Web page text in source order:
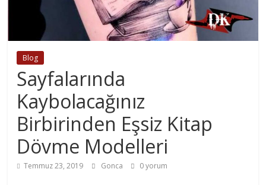
Blog
Sayfalarında
Kaybolacağınız
Birbirinden Eşsiz Kitap
Dövme Modelleri
Temmuz 23, 2019 Gonca 0 yorum